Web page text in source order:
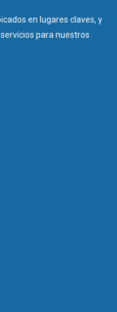
en lugares claves, y
para nuestros